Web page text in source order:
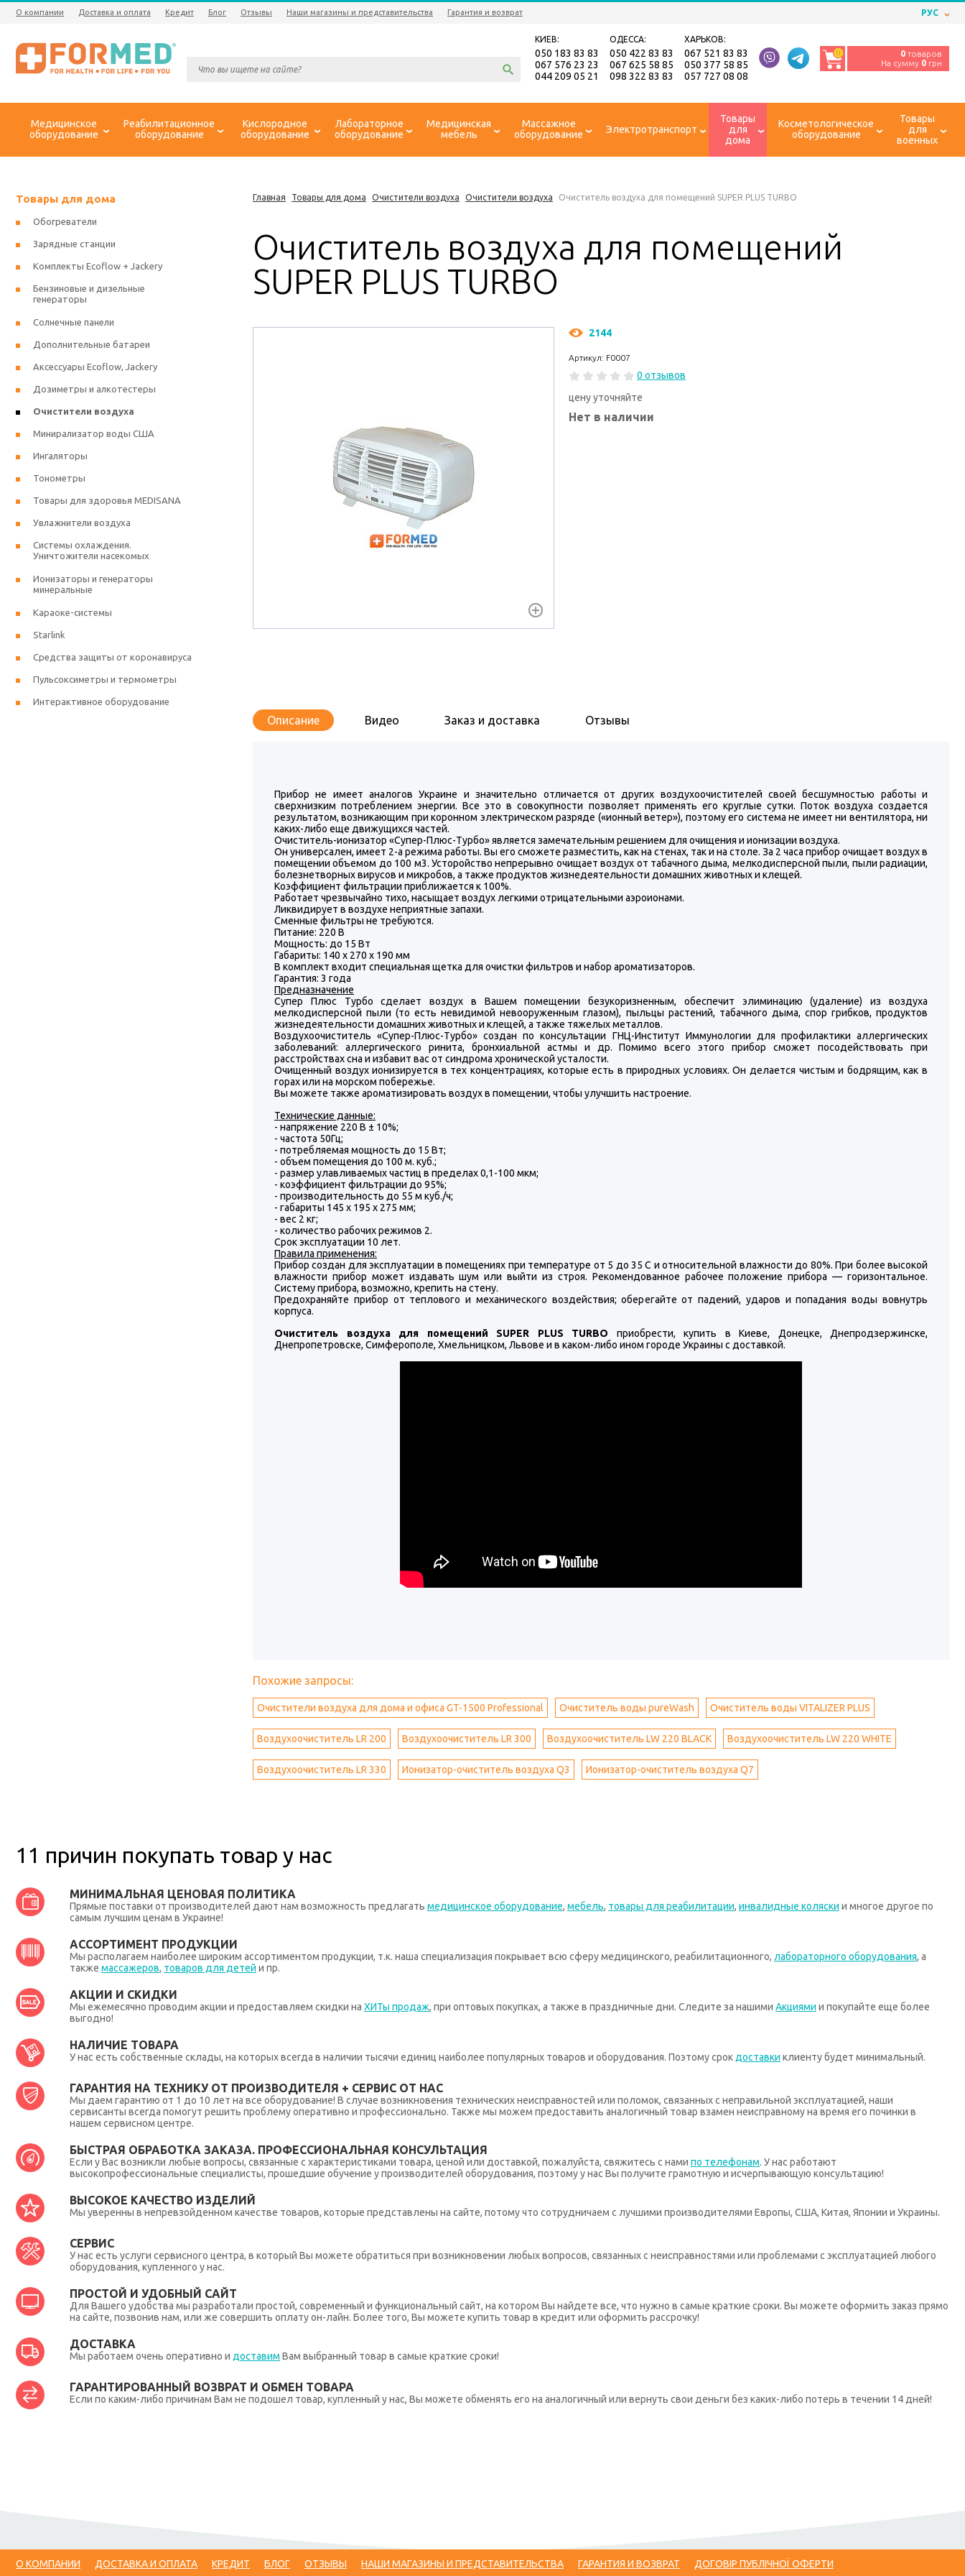
О компании Доставка и оплата Кредит Блог Отзывы Наши магазины и представительства Гарантия и возврат РУС
КИЕВ:
050 183 83 83
067 576 23 23
044 209 05 21
ОДЕССА:
050 422 83 83
067 625 58 85
098 322 83 83
ХАРЬКОВ:
067 521 83 83
050 377 58 85
057 727 08 08
0 0 товаров
На сумму 0 грн
Медицинское
оборудование
Реабилитационное
оборудование
Кислородное
оборудование
Лабораторное
оборудование
Медицинская
мебель
Массажное
оборудование
Электротранспорт
Товары
для
дома
Косметологическое
оборудование
Товары
для
военных
Главная Товары для дома Очистители воздуха Очистители воздуха Очиститель воздуха для помещений SUPER PLUS TURBO
Очиститель воздуха для помещений
SUPER PLUS TURBO
2144
Артикул: F0007
0 отзывов
цену уточняйте
Нет в наличии
Описание Видео Заказ и доставка Отзывы
Прибор не имеет аналогов Украине и значительно отличается от других воздухоочистителей своей бесшумностью работы и
сверхнизким потреблением энергии. Все это в совокупности позволяет применять его круглые сутки. Поток воздуха создается
результатом, возникающим при коронном электрическом разряде («ионный ветер»), поэтому его система не имеет ни вентилятора, ни
каких-либо еще движущихся частей.
Очиститель-ионизатор «Супер-Плюс-Турбо» является замечательным решением для очищения и ионизации воздуха.
Он универсален, имеет 2-а режима работы. Вы его сможете разместить, как на стенах, так и на столе. За 2 часа прибор очищает воздух в
помещении объемом до 100 м3. Усторойство непрерывно очищает воздух от табачного дыма, мелкодисперсной пыли, пыли радиации,
болезнетворных вирусов и микробов, а также продуктов жизнедеятельности домашних животных и клещей.
Коэффициент фильтрации приближается к 100%.
Работает чрезвычайно тихо, насыщает воздух легкими отрицательными аэроионами.
Ликвидирует в воздухе неприятные запахи.
Сменные фильтры не требуются.
Питание: 220 В
Мощность: до 15 Вт
Габариты: 140 х 270 х 190 мм
В комплект входит специальная щетка для очистки фильтров и набор ароматизаторов.
Гарантия: 3 года
Предназначение
Супер Плюс Турбо сделает воздух в Вашем помещении безукоризненным, обеспечит элиминацию (удаление) из воздуха
мелкодисперсной пыли (то есть невидимой невооруженным глазом), пыльцы растений, табачного дыма, спор грибков, продуктов
жизнедеятельности домашних животных и клещей, а также тяжелых металлов.
Воздухоочиститель «Супер-Плюс-Турбо» создан по консультации ГНЦ-Институт Иммунологии для профилактики аллергических
заболеваний: аллергического ринита, бронхиальной астмы и др. Помимо всего этого прибор сможет посодействовать при
расстройствах сна и избавит вас от синдрома хронической усталости.
Очищенный воздух ионизируется в тех концентрациях, которые есть в природных условиях. Он делается чистым и бодрящим, как в
горах или на морском побережье.
Вы можете также ароматизировать воздух в помещении, чтобы улучшить настроение.
Технические данные:
- напряжение 220 В ± 10%;
- частота 50Гц;
- потребляемая мощность до 15 Вт;
- объем помещения до 100 м. куб.;
- размер улавливаемых частиц в пределах 0,1-100 мкм;
- коэффициент фильтрации до 95%;
- производительность до 55 м куб./ч;
- габариты 145 х 195 x 275 мм;
- вес 2 кг;
- количество рабочих режимов 2.
Срок эксплуатации 10 лет.
Правила применения:
Прибор создан для эксплуатации в помещениях при температуре от 5 до 35 С и относительной влажности до 80%. При более высокой
влажности прибор может издавать шум или выйти из строя. Рекомендованное рабочее положение прибора — горизонтальное.
Систему прибора, возможно, крепить на стену.
Предохраняйте прибор от теплового и механического воздействия; оберегайте от падений, ударов и попадания воды вовнутрь
корпуса.
Очиститель воздуха для помещений SUPER PLUS TURBO приобрести, купить в Киеве, Донецке, Днепродзержинске,
Днепропетровске, Симферополе, Хмельницком, Львове и в каком-либо ином городе Украины с доставкой.
Похожие запросы:
Очистители воздуха для дома и офиса GT-1500 Professional Очиститель воды pureWash Очиститель воды VITALIZER PLUS
Воздухоочиститель LR 200 Воздухоочиститель LR 300 Воздухоочиститель LW 220 BLACK Воздухоочиститель LW 220 WHITE
Воздухоочиститель LR 330 Ионизатор-очиститель воздуха Q3 Ионизатор-очиститель воздуха Q7
Товары для дома
Обогреватели
Зарядные станции
Комплекты Ecoflow + Jackery
Бензиновые и дизельные
генераторы
Солнечные панели
Дополнительные батареи
Аксессуары Ecoflow, Jackery
Дозиметры и алкотестеры
Очистители воздуха
Минирализатор воды США
Ингаляторы
Тонометры
Товары для здоровья MEDISANA
Увлажнители воздуха
Системы охлаждения.
Уничтожители насекомых
Ионизаторы и генераторы
минеральные
Караоке-системы
Starlink
Средства защиты от коронавируса
Пульсоксиметры и термометры
Интерактивное оборудование
11 причин покупать товар у нас
МИНИМАЛЬНАЯ ЦЕНОВАЯ ПОЛИТИКА
Прямые поставки от производителей дают нам возможность предлагать медицинское оборудование, мебель, товары для реабилитации, инвалидные коляски и многое другое по
самым лучшим ценам в Украине!
АССОРТИМЕНТ ПРОДУКЦИИ
Мы располагаем наиболее широким ассортиментом продукции, т.к. наша специализация покрывает всю сферу медицинского, реабилитационного, лабораторного оборудования, а
также массажеров, товаров для детей и пр.
АКЦИИ И СКИДКИ
Мы ежемесячно проводим акции и предоставляем скидки на ХИТы продаж, при оптовых покупках, а также в праздничные дни. Следите за нашими Акциями и покупайте еще более
выгодно!
НАЛИЧИЕ ТОВАРА
У нас есть собственные склады, на которых всегда в наличии тысячи единиц наиболее популярных товаров и оборудования. Поэтому срок доставки клиенту будет минимальный.
ГАРАНТИЯ НА ТЕХНИКУ ОТ ПРОИЗВОДИТЕЛЯ + СЕРВИС ОТ НАС
Мы даем гарантию от 1 до 10 лет на все оборудование! В случае возникновения технических неисправностей или поломок, связанных с неправильной эксплуатацией, наши
сервисанты всегда помогут решить проблему оперативно и профессионально. Также мы можем предоставить аналогичный товар взамен неисправному на время его починки в
нашем сервисном центре.
БЫСТРАЯ ОБРАБОТКА ЗАКАЗА. ПРОФЕССИОНАЛЬНАЯ КОНСУЛЬТАЦИЯ
Если у Вас возникли любые вопросы, связанные с характеристиками товара, ценой или доставкой, пожалуйста, свяжитесь с нами по телефонам. У нас работают
высокопрофессиональные специалисты, прошедшие обучение у производителей оборудования, поэтому у нас Вы получите грамотную и исчерпывающую консультацию!
ВЫСОКОЕ КАЧЕСТВО ИЗДЕЛИЙ
Мы уверенны в непревзойденном качестве товаров, которые представлены на сайте, потому что сотрудничаем с лучшими производителями Европы, США, Китая, Японии и Украины.
СЕРВИС
У нас есть услуги сервисного центра, в который Вы можете обратиться при возникновении любых вопросов, связанных с неисправностями или проблемами с эксплуатацией любого
оборудования, купленного у нас.
ПРОСТОЙ И УДОБНЫЙ САЙТ
Для Вашего удобства мы разработали простой, современный и функциональный сайт, на котором Вы найдете все, что нужно в самые краткие сроки. Вы можете оформить заказ прямо
на сайте, позвонив нам, или же совершить оплату он-лайн. Более того, Вы можете купить товар в кредит или оформить рассрочку!
ДОСТАВКА
Мы работаем очень оперативно и доставим Вам выбранный товар в самые краткие сроки!
ГАРАНТИРОВАННЫЙ ВОЗВРАТ И ОБМЕН ТОВАРА
Если по каким-либо причинам Вам не подошел товар, купленный у нас, Вы можете обменять его на аналогичный или вернуть свои деньги без каких-либо потерь в течении 14 дней!
О КОМПАНИИ ДОСТАВКА И ОПЛАТА КРЕДИТ БЛОГ ОТЗЫВЫ НАШИ МАГАЗИНЫ И ПРЕДСТАВИТЕЛЬСТВА ГАРАНТИЯ И ВОЗВРАТ ДОГОВІР ПУБЛІЧНОЇ ОФЕРТИ